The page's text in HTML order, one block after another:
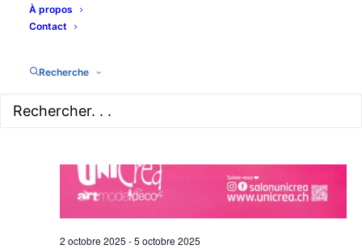
À propos
Contact
Recherche
2 octobre 2025 -5 octobre 2025